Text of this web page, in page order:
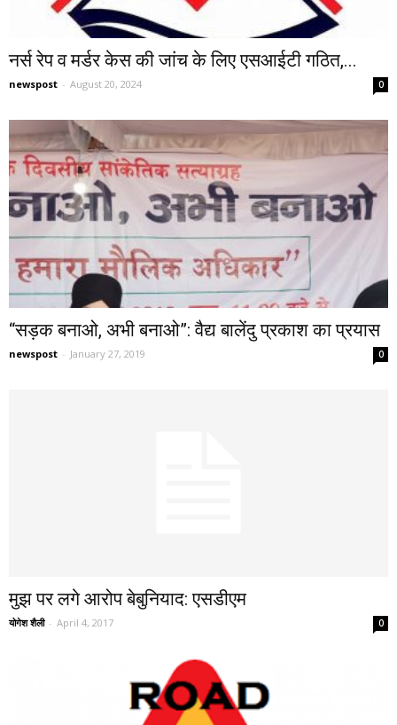
नर्स रेप व मर्डर केस की जांच के लिए एसआईटी गठित,...
newspost - August 20, 2024 0
“सड़क बनाओ, अभी बनाओ”: वैद्य बालेंदु प्रकाश का प्रयास
newspost - January 27, 2019 0
मुझ पर लगे आरोप बेबुनियाद: एसडीएम
योगेश शैली - April 4, 2017 0